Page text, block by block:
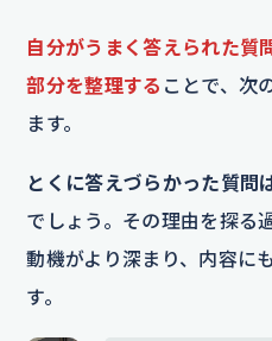
自分がうまく答えられた質
部分を整理する ことで、次
ます。
とくに答えづらかった質問
でしょう。その理由を探る
動機がより深まり、内容に
す。